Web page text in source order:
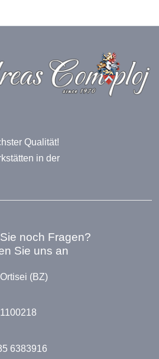
Qualität!
in der
noch Fragen?
Sie uns an
(BZ)
6383916